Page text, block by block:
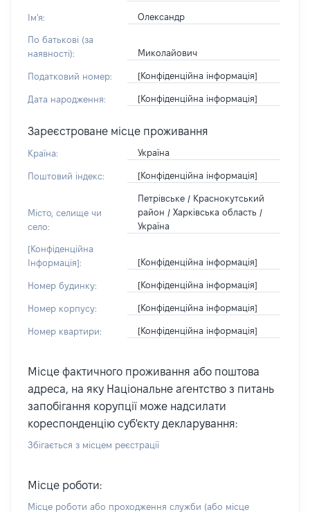
Ім'я: Олександр
По батькові (за
наявності):
Миколайович
Податковий номер: [Конфіденційна інформація]
Дата народження: [Конфіденційна інформація]
Зареєстроване місце проживання
Країна: Україна
Поштовий індекс: [Конфіденційна інформація]
Місто, селище чи
село:
Петрівське / Краснокутський
район / Харківська область /
Україна
[Конфіденційна
Інформація]:
[Конфіденційна інформація]
Номер будинку: [Конфіденційна інформація]
Номер корпусу: [Конфіденційна інформація]
Номер квартири: [Конфіденційна інформація]
Місце фактичного проживання або поштова
адреса, на яку Національне агентство з питань
запобігання корупції може надсилати
кореспонденцію суб'єкту декларування:
Збігається з місцем реєстрації
Місце роботи:
Місце роботи або проходження служби (або місце